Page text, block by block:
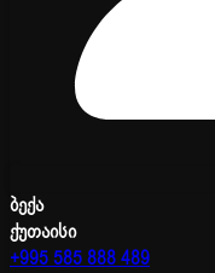
ბექა
ქუთაისი
+995 585 888 489